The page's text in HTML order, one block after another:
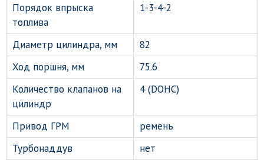
Порядок впрыска
топлива
1-3-4-2
Диаметр цилиндра, мм
82
Ход поршня, мм
75.6
Количество клапанов на
цилиндр
4 (DOHC)
Привод ГРМ
ремень
Турбонаддув
нет